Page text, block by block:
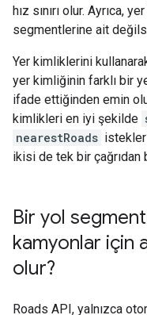
hız sınırı olur. Ayrıca,
segmentlerine ait
Yer kimliklerini
yer kimliğinin farklı bir
ifade ettiğinden emin
kimlikleri en iyi şekilde
nearestRoads
ikisi de tek bir
Bir yol
kamyonlar için
olur?
Roads API, yalnızca